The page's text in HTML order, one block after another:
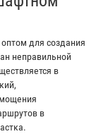
для создания
неправильной
в
в